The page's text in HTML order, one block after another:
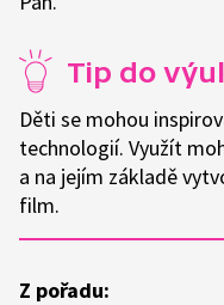
Tip do
Děti se mohou
technologií. Využít
a na jejím základě
film.
Z pořadu: